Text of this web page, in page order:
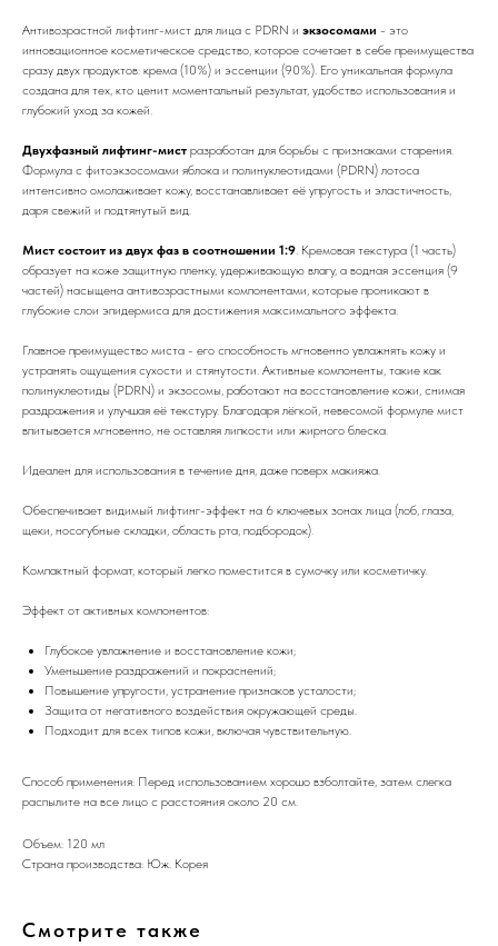
Антивозрастной лифтинг-мист для лица с PDRN и экзосомами - это
инновационное косметическое средство, которое сочетает в себе преимущества
сразу двух продуктов: крема (10%) и эссенции (90%). Его уникальная формула
создана для тех, кто ценит моментальный результат, удобство использования и
глубокий уход за кожей.
Двухфазный лифтинг-мист разработан для борьбы с признаками старения.
Формула с фитоэкзосомами яблока и полинуклеотидами (PDRN) лотоса
интенсивно омолаживает кожу, восстанавливает её упругость и эластичность,
даря свежий и подтянутый вид.
Мист состоит из двух фаз в соотношении 1:9. Кремовая текстура (1 часть)
образует на коже защитную пленку, удерживающую влагу, а водная эссенция (9
частей) насыщена антивозрастными компонентами, которые проникают в
глубокие слои эпидермиса для достижения максимального эффекта.
Главное преимущество миста - его способность мгновенно увлажнять кожу и
устранять ощущения сухости и стянутости. Активные компоненты, такие как
полинуклеотиды (PDRN) и экзосомы, работают на восстановление кожи, снимая
раздражения и улучшая её текстуру. Благодаря лёгкой, невесомой формуле мист
впитывается мгновенно, не оставляя липкости или жирного блеска.
Идеален для использования в течение дня, даже поверх макияжа.
Обеспечивает видимый лифтинг-эффект на 6 ключевых зонах лица (лоб, глаза,
щеки, носогубные складки, область рта, подбородок).
Компактный формат, который легко поместится в сумочку или косметичку.
Эффект от активных компонентов:
Глубокое увлажнение и восстановление кожи;
Уменьшение раздражений и покраснений;
Повышение упругости, устранение признаков усталости;
Защита от негативного воздействия окружающей среды.
Подходит для всех типов кожи, включая чувствительную.
Способ применения: Перед использованием хорошо взболтайте, затем слегка
распылите на все лицо с расстояния около 20 см.
Объем: 120 мл
Страна производства: Юж. Корея
Смотрите также